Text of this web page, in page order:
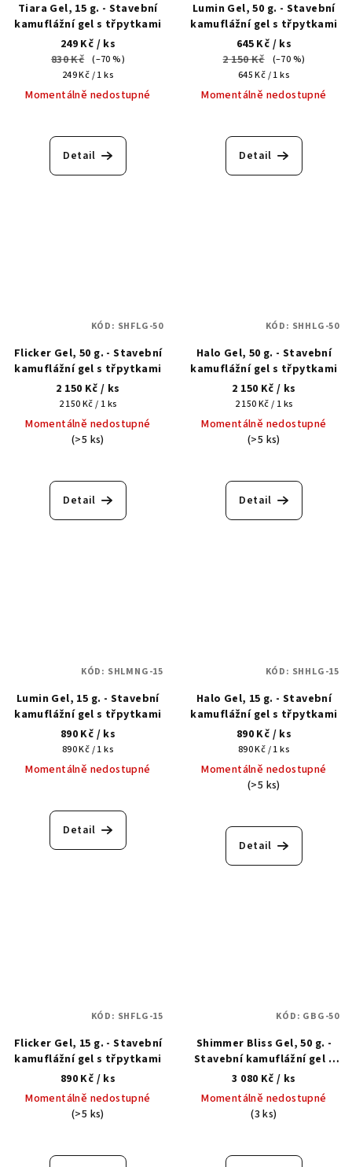
Tiara Gel, 15 g. - Stavební
kamuflážní gel s třpytkami
249 Kč / ks
830 Kč (–70 %)
Měrná
cena:
249 Kč / 1 ks
Momentálně nedostupné
Detail
Lumin Gel, 50 g. - Stavební
kamuflážní gel s třpytkami
645 Kč / ks
2 150 Kč
(–70 %)
Měrná
cena:
645 Kč / 1 ks
Momentálně nedostupné
Detail
Flicker Gel, 50 g. - Stavební
kamuflážní gel s třpytkami
2 150 Kč / ks
Měrná
cena:
2 150 Kč / 1 ks
Momentálně nedostupné
(>5 ks)
Detail
KÓD: SHFLG-50
Halo Gel, 50 g. - Stavební
kamuflážní gel s třpytkami
2 150 Kč / ks
Měrná
cena:
2 150 Kč / 1 ks
Momentálně nedostupné
(>5 ks)
Detail
KÓD: SHHLG-50
Lumin Gel, 15 g. - Stavební
kamuflážní gel s třpytkami
890 Kč / ks
Měrná
cena:
890 Kč / 1 ks
Momentálně nedostupné
Detail
KÓD: SHLMNG-15
Halo Gel, 15 g. - Stavební
kamuflážní gel s třpytkami
890 Kč / ks
Měrná
cena:
890 Kč / 1 ks
Momentálně nedostupné
(>5 ks)
Detail
KÓD: SHHLG-15
Flicker Gel, 15 g. - Stavební
kamuflážní gel s třpytkami
890 Kč / ks
Momentálně nedostupné
(>5 ks)
KÓD: SHFLG-15
Shimmer Bliss Gel, 50 g. -
Stavební kamuflážní gel s
třpytkami
3 080 Kč / ks
Momentálně nedostupné
(3 ks)
KÓD: GBG-50